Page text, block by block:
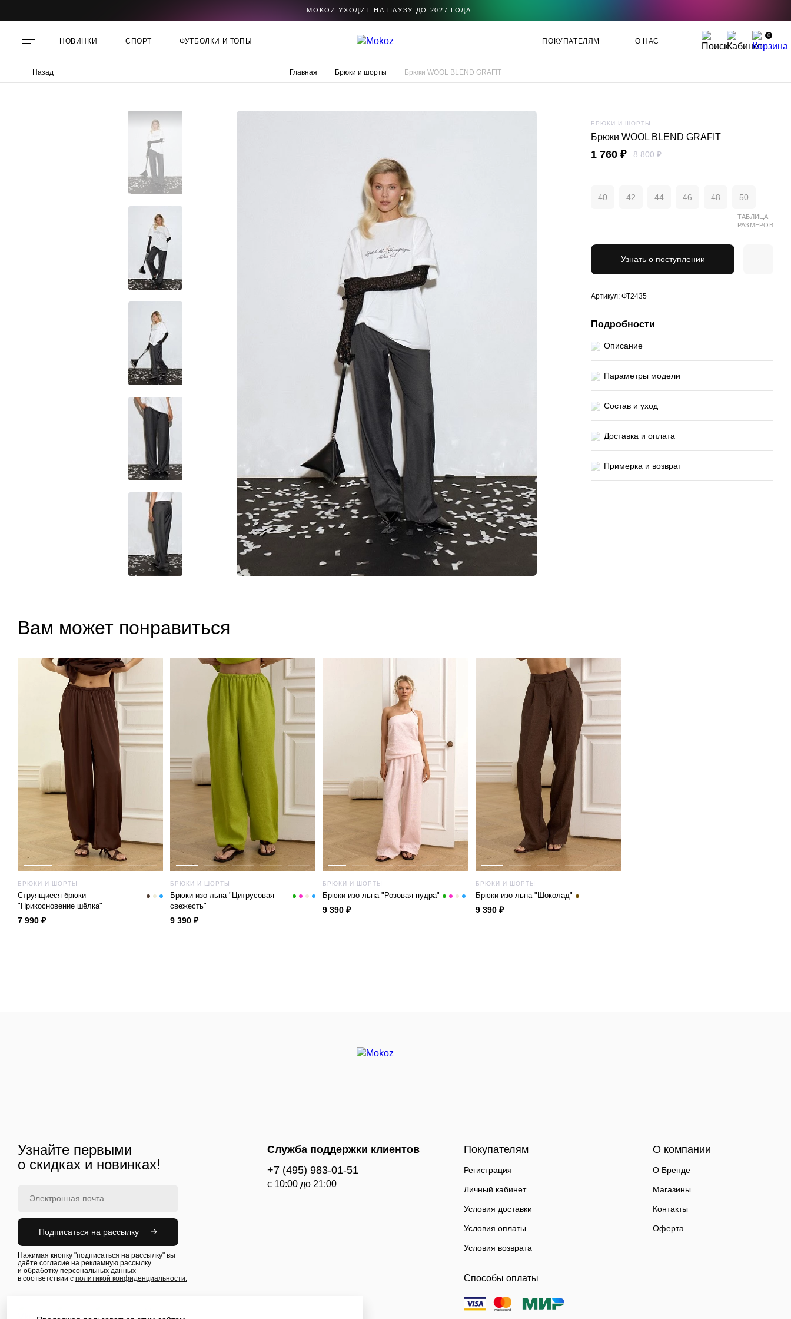
MOKOZ УХОДИТ НА ПАУЗУ ДО 2027 ГОДА
НОВИНКИ СПОРТ ФУТБОЛКИ И ТОПЫ ПОКУПАТЕЛЯМ О НАС
0
Назад Главная Брюки и шорты Брюки WOOL BLEND GRAFIT
БРЮКИ И ШОРТЫ
Брюки WOOL BLEND GRAFIT
1 760 ₽ 8 800 ₽
40 42 44 46 48 50
ТАБЛИЦА
РАЗМЕРОВ
Узнать о поступлении
Артикул: ФТ2435
Подробности
Описание
Параметры модели
Состав и уход
Доставка и оплата
Примерка и возврат
Вам может понравиться
БРЮКИ И ШОРТЫ
Струящиеся брюки
"Прикосновение шёлка"
7 990 ₽
БРЮКИ И ШОРТЫ
Брюки изо льна "Цитрусовая
свежесть"
9 390 ₽
БРЮКИ И ШОРТЫ
Брюки изо льна "Розовая пудра"
9 390 ₽
БРЮКИ И ШОРТЫ
Брюки изо льна "Шоколад"
9 390 ₽
Узнайте первыми
о скидках и новинках!
Подписаться на рассылку
Нажимая кнопку "подписаться на рассылку" вы
даёте согласие на рекламную рассылку
и обработку персональных данных
в соответствии с политикой конфиденциальности.
Служба поддержки клиентов
+7 (495) 983-01-51
c 10:00 до 21:00
Покупателям
Регистрация
Личный кабинет
Условия доставки
Условия оплаты
Условия возврата
Способы оплаты
О компании
О Бренде
Магазины
Контакты
Оферта